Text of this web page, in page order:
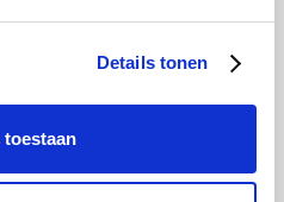
Details tonen
Bergfreunde Pazzox